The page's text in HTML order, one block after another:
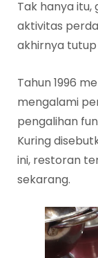
Tak hanya itu,
aktivitas
akhirnya tutup
Tahun 1996
mengalami
pengalihan
Kuring
ini, restoran
sekarang.